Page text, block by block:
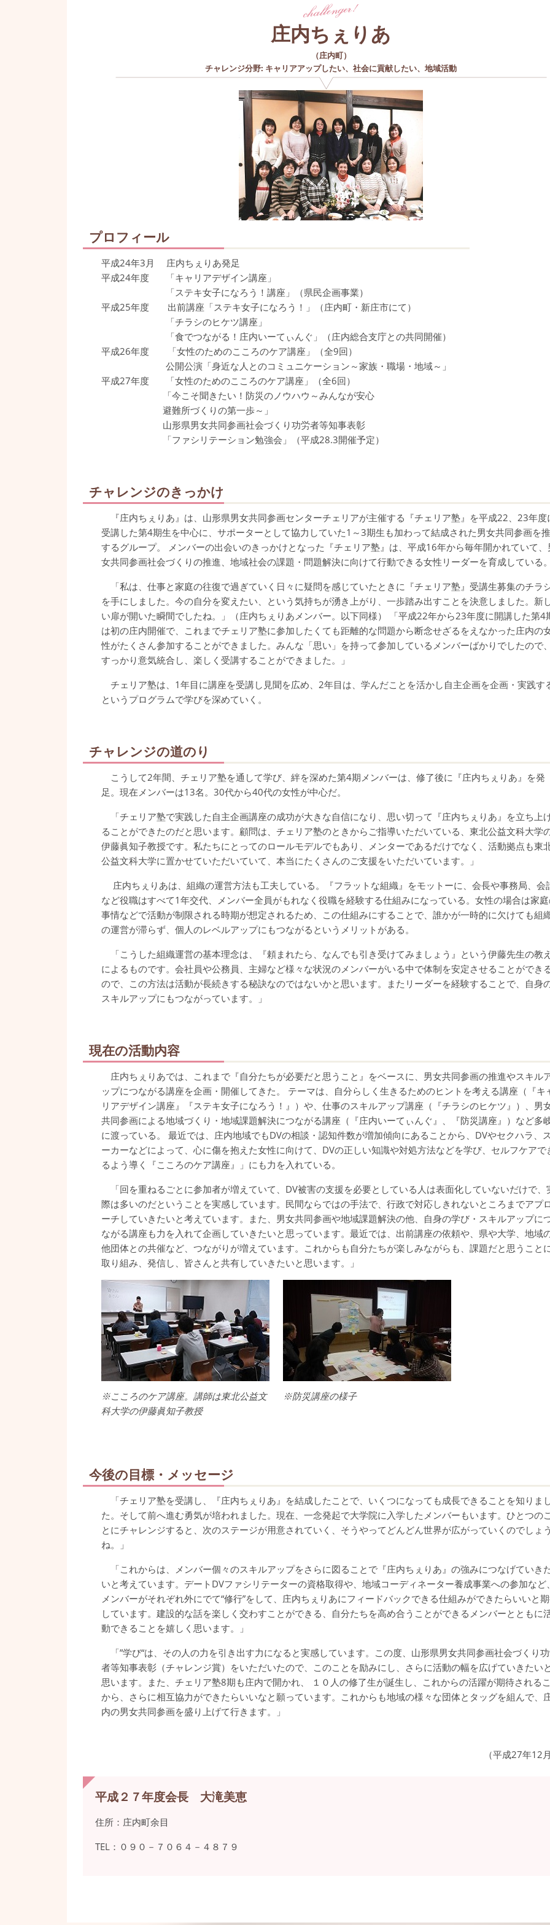
庄内ちぇりあ
（庄内町）
チャレンジ分野: キャリアアップしたい、社会に貢献したい、地域活動
プロフィール
平成24年3月 庄内ちぇりあ発足
平成24年度 「キャリアデザイン講座」
「ステキ女子になろう！講座」（県民企画事業）
平成25年度 出前講座「ステキ女子になろう！」（庄内町・新庄市にて）
「チラシのヒケツ講座」
「食でつながる！庄内いーてぃんぐ」（庄内総合支庁との共同開催）
平成26年度 「女性のためのこころのケア講座」（全9回）
公開公演「身近な人とのコミュニケーション～家族・職場・地域～」
平成27年度 「女性のためのこころのケア講座」（全6回）
「今こそ聞きたい！防災のノウハウ～みんなが安心
避難所づくりの第一歩～」
山形県男女共同参画社会づくり功労者等知事表彰
「ファシリテーション勉強会」（平成28.3開催予定）
チャレンジのきっかけ
『庄内ちぇりあ』は、山形県男女共同参画センターチェリアが主催する『チェリア塾』を平成22、23年度
受講した第4期生を中心に、サポーターとして協力していた1～3期生も加わって結成された男女共同参画を
するグループ。 メンバーの出会いのきっかけとなった『チェリア塾』は、平成16年から毎年開かれていて、
女共同参画社会づくりの推進、地域社会の課題・問題解決に向けて行動できる女性リーダーを育成している。
「私は、仕事と家庭の往復で過ぎていく日々に疑問を感じていたときに『チェリア塾』受講生募集のチラ
を手にしました。今の自分を変えたい、という気持ちが湧き上がり、一歩踏み出すことを決意しました。新
い扉が開いた瞬間でしたね。」（庄内ちぇりあメンバー。以下同様） 「平成22年から23年度に開講した第4
は初の庄内開催で、これまでチェリア塾に参加したくても距離的な問題から断念せざるをえなかった庄内の
性がたくさん参加することができました。みんな「思い」を持って参加しているメンバーばかりでしたので、
すっかり意気統合し、楽しく受講することができました。」
チェリア塾は、1年目に講座を受講し見聞を広め、2年目は、学んだことを活かし自主企画を企画・実践す
というプログラムで学びを深めていく。
チャレンジの道のり
こうして2年間、チェリア塾を通して学び、絆を深めた第4期メンバーは、修了後に『庄内ちぇりあ』を発
足。現在メンバーは13名。30代から40代の女性が中心だ。
「チェリア塾で実践した自主企画講座の成功が大きな自信になり、思い切って『庄内ちぇりあ』を立ち上
ることができたのだと思います。顧問は、チェリア塾のときからご指導いただいている、東北公益文科大学
伊藤眞知子教授です。私たちにとってのロールモデルでもあり、メンターであるだけでなく、活動拠点も東
公益文科大学に置かせていただいていて、本当にたくさんのご支援をいただいています。」
庄内ちぇりあは、組織の運営方法も工夫している。『フラットな組織』をモットーに、会長や事務局、会
など役職はすべて1年交代、メンバー全員がもれなく役職を経験する仕組みになっている。女性の場合は家
事情などで活動が制限される時期が想定されるため、この仕組みにすることで、誰かが一時的に欠けても組
の運営が滞らず、個人のレベルアップにもつながるというメリットがある。
「こうした組織運営の基本理念は、『頼まれたら、なんでも引き受けてみましょう』という伊藤先生の教え
によるものです。会社員や公務員、主婦など様々な状況のメンバーがいる中で体制を安定させることができ
ので、この方法は活動が長続きする秘訣なのではないかと思います。またリーダーを経験することで、自身
スキルアップにもつながっています。」
現在の活動内容
庄内ちぇりあでは、これまで『自分たちが必要だと思うこと』をベースに、男女共同参画の推進やスキル
ップにつながる講座を企画・開催してきた。 テーマは、自分らしく生きるためのヒントを考える講座（『キ
リアデザイン講座』『ステキ女子になろう！』）や、仕事のスキルアップ講座（『チラシのヒケツ』）、男
共同参画による地域づくり・地域課題解決につながる講座（『庄内いーてぃんぐ』、『防災講座』）など多
に渡っている。 最近では、庄内地域でもDVの相談・認知件数が増加傾向にあることから、DVやセクハラ、
ーカーなどによって、心に傷を抱えた女性に向けて、DVの正しい知識や対処方法などを学び、セルフケアで
るよう導く『こころのケア講座』」にも力を入れている。
「回を重ねるごとに参加者が増えていて、DV被害の支援を必要としている人は表面化していないだけで、
際は多いのだということを実感しています。民間ならではの手法で、行政で対応しきれないところまでアプロ
ーチしていきたいと考えています。また、男女共同参画や地域課題解決の他、自身の学び・スキルアップに
ながる講座も力を入れて企画していきたいと思っています。最近では、出前講座の依頼や、県や大学、地域
他団体との共催など、つながりが増えています。これからも自分たちが楽しみながらも、課題だと思うこと
取り組み、発信し、皆さんと共有していきたいと思います。」
※こころのケア講座。講師は東北公益文
科大学の伊藤眞知子教授
※防災講座の様子
今後の目標・メッセージ
「チェリア塾を受講し、『庄内ちぇりあ』を結成したことで、いくつになっても成長できることを知りま
た。そして前へ進む勇気が培われました。現在、一念発起で大学院に入学したメンバーもいます。ひとつのこ
とにチャレンジすると、次のステージが用意されていく、そうやってどんどん世界が広がっていくのでしょう
ね。」
「これからは、メンバー個々のスキルアップをさらに図ることで『庄内ちぇりあ』の強みにつなげていき
いと考えています。デートDVファシリテーターの資格取得や、地域コーディネーター養成事業への参加など、
メンバーがそれぞれ外にでて“修行”をして、庄内ちぇりあにフィードバックできる仕組みができたらいいと
しています。建設的な話を楽しく交わすことができる、自分たちを高め合うことができるメンバーとともに
動できることを嬉しく思います。」
「”学び“は、その人の力を引き出す力になると実感しています。この度、山形県男女共同参画社会づくり
者等知事表彰（チャレンジ賞）をいただいたので、このことを励みにし、さらに活動の幅を広げていきたいと
思います。また、チェリア塾8期も庄内で開かれ、 １０人の修了生が誕生し、これからの活躍が期待される
から、さらに相互協力ができたらいいなと願っています。これからも地域の様々な団体とタッグを組んで、
内の男女共同参画を盛り上げて行きます。」
（平成27年12
平成２７年度会長 大滝美恵
住所：庄内町余目
TEL：０９０－７０６４－４８７９